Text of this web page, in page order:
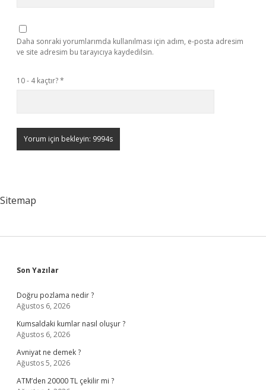
Daha sonraki yorumlarımda kullanılması için adım, e-posta adresim
ve site adresim bu tarayıcıya kaydedilsin.
10 - 4 kaçtır?*
Sitemap
Sidebar
Son Yazılar
Doğru pozlama nedir ?
Ağustos 6, 2026
Kumsaldaki kumlar nasıl oluşur ?
Ağustos 6, 2026
Avniyat ne demek ?
Ağustos 5, 2026
ATM’den 20000 TL çekilir mi ?